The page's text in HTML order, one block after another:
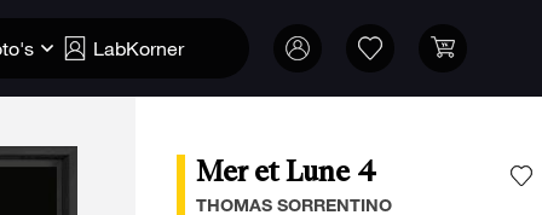
LabKorner
Mer et Lune 4
THOMAS SORRENTINO